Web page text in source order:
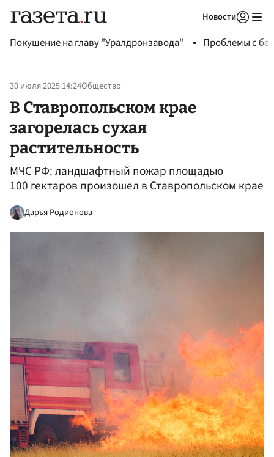
Новости
Покушение на главу "Уралдронзавода" Проблемы с
30 июля 2025 14:24Общество
В Ставропольском крае
загорелась сухая
растительность
МЧС РФ: ландшафтный пожар площадью
100 гектаров произошел в Ставропольском крае
Дарья Родионова